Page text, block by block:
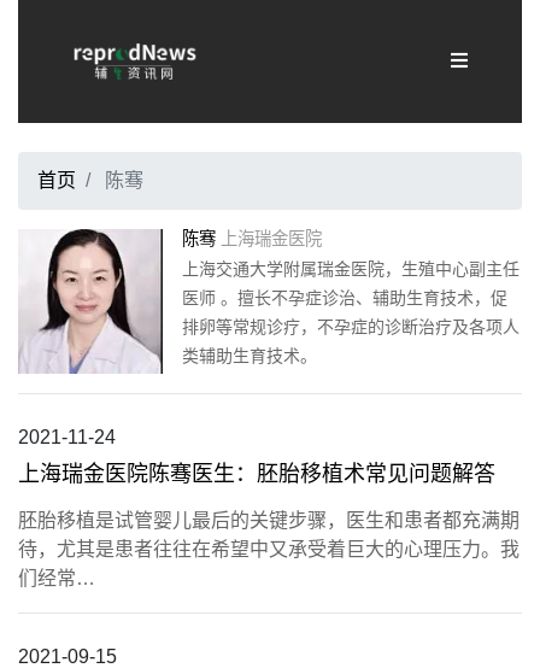
首页 陈骞
陈骞 上海瑞金医院
上海交通大学附属瑞金医院，生殖中心副主任
医师 。擅长不孕症诊治、辅助生育技术，促
排卵等常规诊疗，不孕症的诊断治疗及各项人
类辅助生育技术。
2021-11-24
上海瑞金医院陈骞医生：胚胎移植术常见问题解答
胚胎移植是试管婴儿最后的关键步骤，医生和患者都充满期
待，尤其是患者往往在希望中又承受着巨大的心理压力。我
们经常…
2021-09-15